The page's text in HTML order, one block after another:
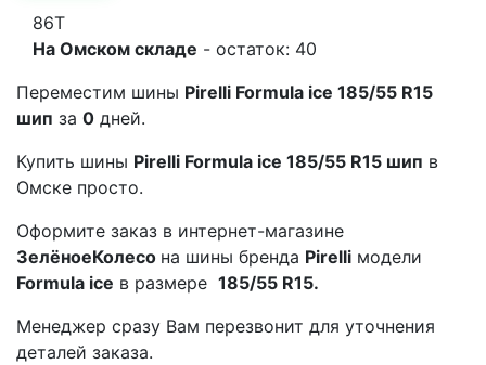
86T
На Омском складе - остаток: 40
Переместим шины Pirelli Formula ice 185/55 R15
шип за 0 дней.
Купить шины Pirelli Formula ice 185/55 R15 шип в
Омске просто.
Оформите заказ в интернет-магазине
ЗелёноеКолесо на шины бренда Pirelli модели
Formula ice в размере 185/55 R15.
Менеджер сразу Вам перезвонит для уточнения
деталей заказа.